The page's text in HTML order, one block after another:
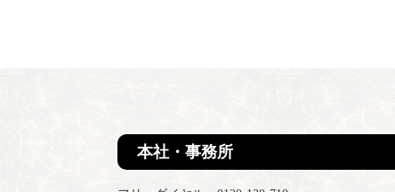
本社・事務所